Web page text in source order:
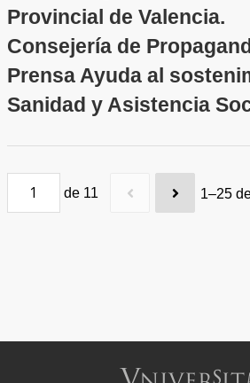
Provincial de Valencia.
Consejería de
Prensa Ayuda al
Sanidad y Asistencia
de 11 1–25